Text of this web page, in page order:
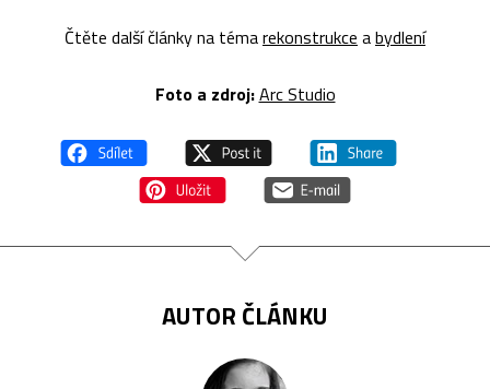
Čtěte další články na témarekonstrukce abydlení
Foto a zdroj:Arc Studio
AUTOR ČLÁNKU